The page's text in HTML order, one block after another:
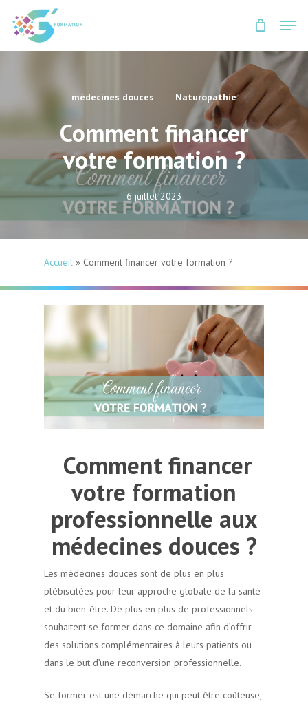
Menu
médecines douces Naturopathie
Comment financer
votre formation ?
6 juillet 2023
Accueil » Comment financer votre formation ?
Comment financer
votre formation
professionnelle aux
médecines douces ?
Les médecines douces sont de plus en plus
plébiscitées pour leur approche globale de la santé
et du bien-être. De plus en plus de professionnels
souhaitent se former dans ce domaine afin d’offrir
des solutions complémentaires à leurs patients ou
dans le but d’une reconversion professionnelle.
Se former est une démarche qui peut être coûteuse,
Menu